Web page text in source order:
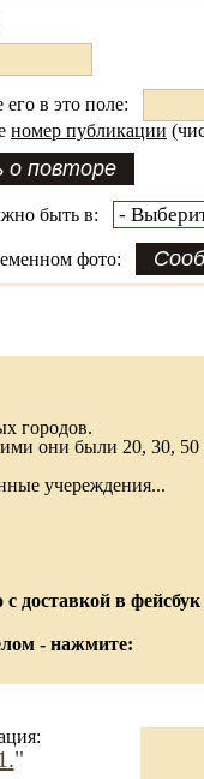
его в это поле:
номер публикации
быть в:
фото:
городов.
они были 20, 30, 50
учереждения...
доставкой в
- нажмите:
"